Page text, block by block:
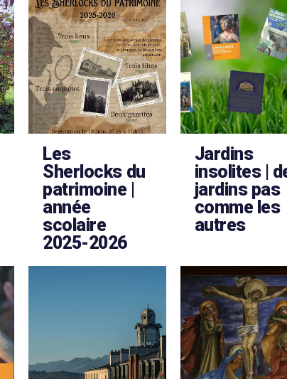
Les
Sherlocks du
patrimoine |
année
scolaire
2025-2026
Jardins
insolites |
jardins pas
comme les
autres